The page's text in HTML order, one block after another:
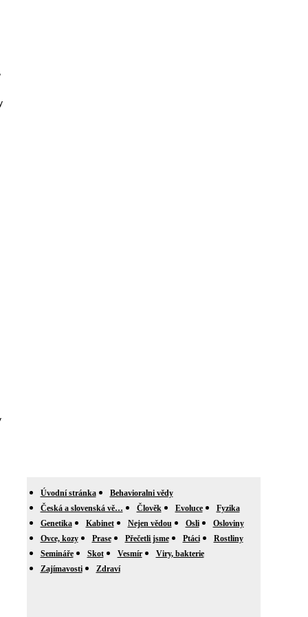
Úvodní stránka
Behavioralni vědy
Česká a slovenská vě…
Člověk Evoluce
Fyzika
Genetika
Kabinet Nejen vědou Osli
Osloviny
Ovce, kozy
Prase Přečetli jsme Ptáci
Rostliny
Semináře
Skot Vesmír
Viry, bakterie
Zajímavosti
Zdraví